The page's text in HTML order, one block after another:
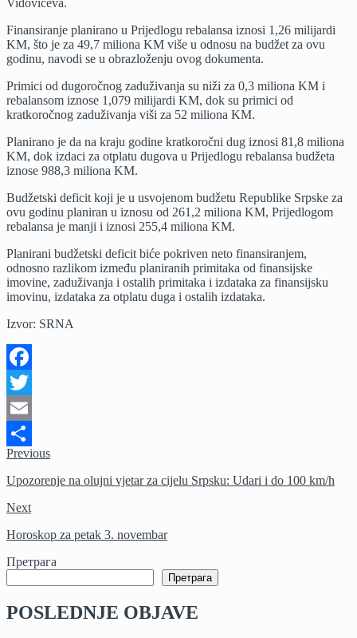
Finansiranje planirano u Prijedlogu rebalansa iznosi 1,26 milijardi
KM, što je za 49,7 miliona KM više u odnosu na budžet za ovu
godinu, navodi se u obrazloženju ovog dokumenta.
Primici od dugoročnog zaduživanja su niži za 0,3 miliona KM i
rebalansom iznose 1,079 milijardi KM, dok su primici od
kratkoročnog zaduživanja viši za 52 miliona KM.
Planirano je da na kraju godine kratkoročni dug iznosi 81,8 miliona
KM, dok izdaci za otplatu dugova u Prijedlogu rebalansa budžeta
iznose 988,3 miliona KM.
Budžetski deficit koji je u usvojenom budžetu Republike Srpske za
ovu godinu planiran u iznosu od 261,2 miliona KM, Prijedlogom
rebalansa je manji i iznosi 255,4 miliona KM.
Planirani budžetski deficit biće pokriven neto finansiranjem,
odnosno razlikom između planiranih primitaka od finansijske
imovine, zaduživanja i ostalih primitaka i izdataka za finansijsku
imovinu, izdataka za otplatu duga i ostalih izdataka.
Izvor: SRNA
Facebook
Twitter
Email
Share
Previous
Upozorenje na olujni vjetar za cijelu Srpsku: Udari i do 100 km/h
Next
Horoskop za petak 3. novembar
Претрага
Претрага
POSLEDNJE OBJAVE